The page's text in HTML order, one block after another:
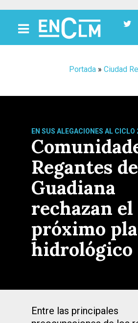
Portada » Ciudad
EN SUS ALEGACIONES AL
Regantes
Guadiana
rechazan el
próximo
hidrológico
Entre las principales